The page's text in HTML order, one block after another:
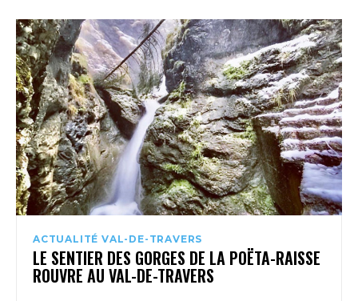
ACTUALITÉ VAL-DE-TRAVERS
LE SENTIER DES GORGES DE LA POËTA-RAISSE
ROUVRE AU VAL-DE-TRAVERS